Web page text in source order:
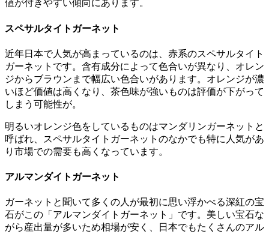
値が付きやすい傾向にあります。
スペサルタイトガーネット
近年日本で人気が高まっているのは、赤系のスペサルタイト
ガーネットです。含有成分によって色合いが異なり、オレン
ジからブラウンまで幅広い色合いがあります。オレンジが濃
いほど価値は高くなり、茶色味が強いものは評価が下がって
しまう可能性が。
明るいオレンジ色をしているものはマンダリンガーネットと
呼ばれ、スペサルタイトガーネットのなかでも特に人気があ
り市場での需要も高くなっています。
アルマンダイトガーネット
ガーネットと聞いて多くの人が最初に思い浮かべる深紅の宝
石がこの「アルマンダイトガーネット」です。美しい宝石な
がら産出量が多いため相場が安く、日本でもたくさんのアル